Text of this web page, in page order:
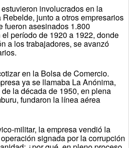
involucrados en la
junto a otros empresarios
fueron asesinados 1.800
período de 1920 a 1922, donde
a los trabajadores, se avanzó
en la Bolsa de Comercio.
ya se llamaba La Anónima,
la década de 1950, en plena
fundaron la línea aérea
militar, la empresa vendió la
signada por la corrupción